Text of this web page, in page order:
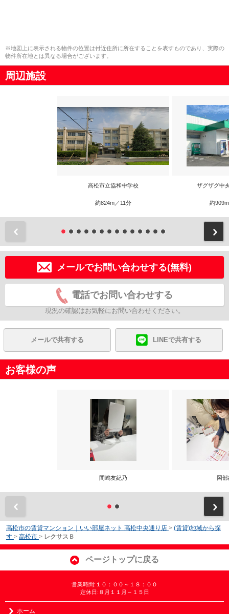
※地図上に表示される物件の位置は付近住所に所在することを表すものであり、実際の
物件所在地とは異なる場合がございます。
周辺施設
高松市立協和中学校
約824m／11分
ザグザグ中
約
メールでお問い合わせする(無料)
電話でお問い合わせする
現況の確認はお気軽にお問い合わせください。
メールで共有する LINEで共有する
お客様の声
間嶋友紀乃 岡
高松市の賃貸マンション｜いい部屋ネット 高松中央通り店 > (賃貸)地域から探
す > 高松市 > レクサスＢ
ページトップに戻る
営業時間:１０：００～１８：００
定休日:８月１１月～１５日
ホーム